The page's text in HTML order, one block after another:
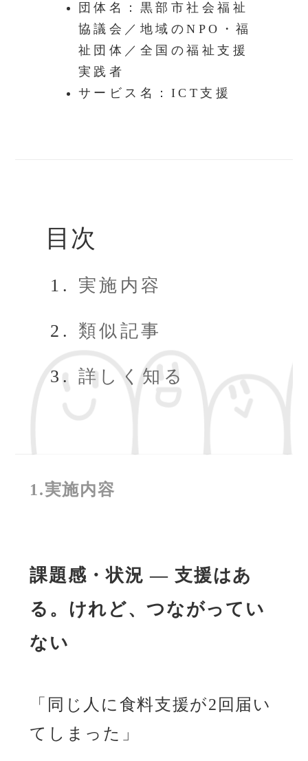
団体名：黒部市社会福祉
協議会／地域のNPO・福
祉団体／全国の福祉支援
実践者
サービス名：ICT支援
目次
実施内容
類似記事
詳しく知る
1.実施内容
課題感・状況 ― 支援はあ
る。けれど、つながってい
ない
「同じ人に食料支援が2回届い
てしまった」